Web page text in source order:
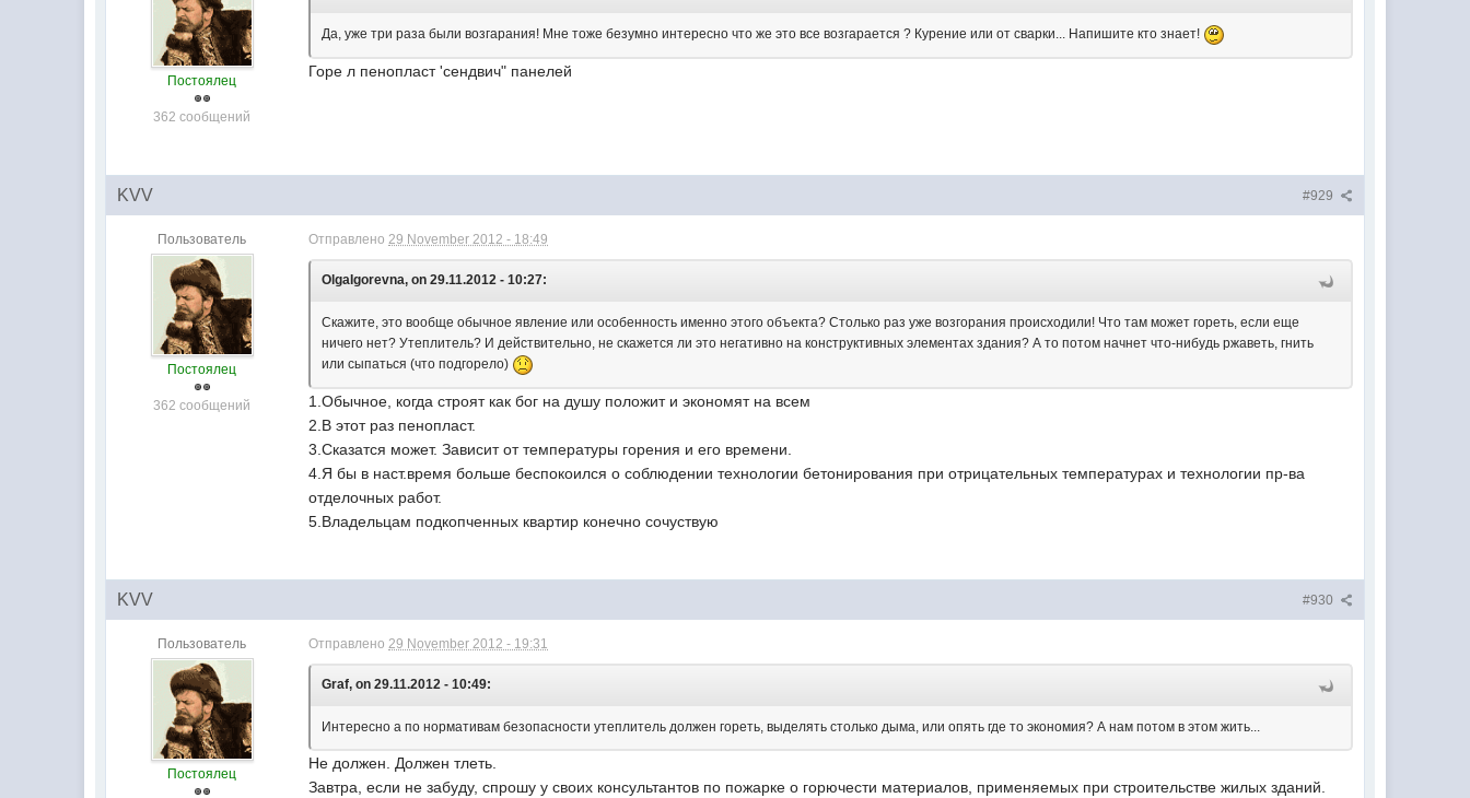
Постоялец
362 сообщений
Да, уже три раза были возгарания! Мне тоже безумно интересно что же это все возгарается ? Курение или от сварки... Напишите кто знает!
Горе л пенопласт 'сендвич" панелей
#929
KVV
Пользователь
Постоялец
362 сообщений
Отправлено29 November 2012 - 18:49
OlgaIgorevna, on 29.11.2012 - 10:27:
Скажите, это вообще обычное явление или особенность именно этого объекта? Столько раз уже возгорания происходили! Что там может гореть, если еще
ничего нет? Утеплитель? И действительно, не скажется ли это негативно на конструктивных элементах здания? А то потом начнет что-нибудь ржаветь, гнить
или сыпаться (что подгорело)
1.Обычное, когда строят как бог на душу положит и экономят на всем
2.В этот раз пенопласт.
3.Сказатся может. Зависит от температуры горения и его времени.
4.Я бы в наст.время больше беспокоился о соблюдении технологии бетонирования при отрицательных температурах и технологии пр-ва
отделочных работ.
5.Владельцам подкопченных квартир конечно сочуствую
#930
KVV
Пользователь
Постоялец
Отправлено29 November 2012 - 19:31
Graf, on 29.11.2012 - 10:49:
Интересно а по нормативам безопасности утеплитель должен гореть, выделять столько дыма, или опять где то экономия? А нам потом в этом жить...
Не должен. Должен тлеть.
Завтра, если не забуду, спрошу у своих консультантов по пожарке о горючести материалов, применяемых при строительстве жилых зданий.